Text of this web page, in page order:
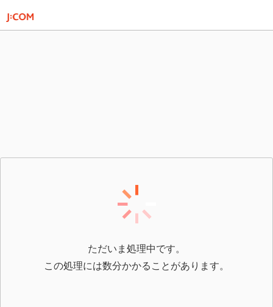
ただいま処理中です。
この処理には数分かかることがあります。